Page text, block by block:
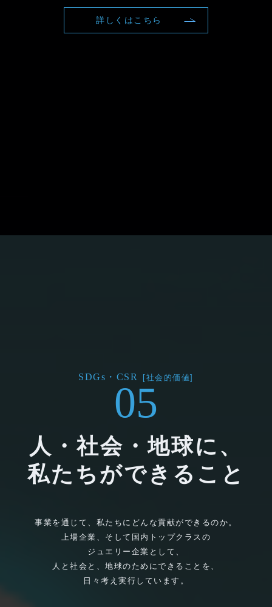
詳しくはこちら
SDGs・CSR [社会的価値]
05
人・社会・地球に、
私たちができること
事業を通じて、私たちにどんな貢献ができるのか。
上場企業、そして国内トップクラスの
ジュエリー企業として、
人と社会と、地球のためにできることを、
日々考え実行しています。